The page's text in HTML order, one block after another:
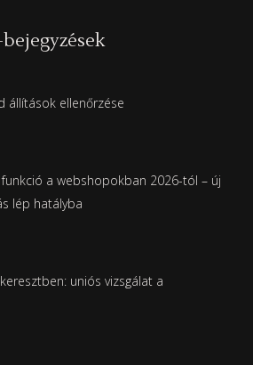
állítások ellenőrzése
a webshopokban 2026-tól – új
lép hatályba
uniós vizsgálat a